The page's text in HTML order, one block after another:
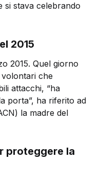
si stava celebrando
2015
2015. Quel giorno
che
attacchi, “ha
porta”, ha riferito ad
la madre del
proteggere la